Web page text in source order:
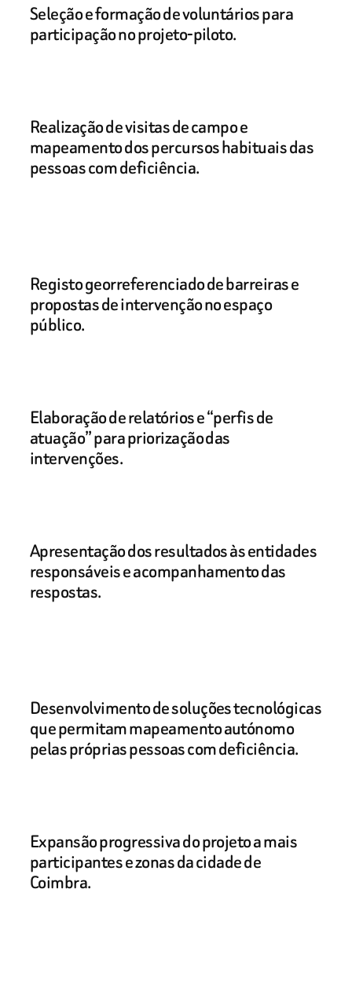
Seleção e formação de voluntários para
participação no projeto-piloto.
Realização de visitas de campo e
mapeamento dos percursos habituais das
pessoas com deficiência.
Registo georreferenciado de barreiras e
propostas de intervenção no espaço
público.
Elaboração de relatórios e “perfis de
atuação” para priorização das
intervenções.
Apresentação dos resultados às entidades
responsáveis e acompanhamento das
respostas.
Desenvolvimento de soluções tecnológicas
que permitam mapeamento autónomo
pelas próprias pessoas com deficiência.
Expansão progressiva do projeto a mais
participantes e zonas da cidade de
Coimbra.